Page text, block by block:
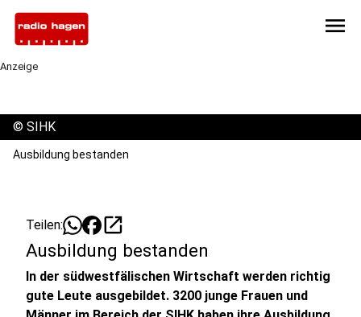
menu
Anzeige
© SIHK
Ausbildung bestanden
Teilen: open_in_new
Ausbildung bestanden
In der südwestfälischen Wirtschaft werden richtig
gute Leute ausgebildet. 3200 junge Frauen und